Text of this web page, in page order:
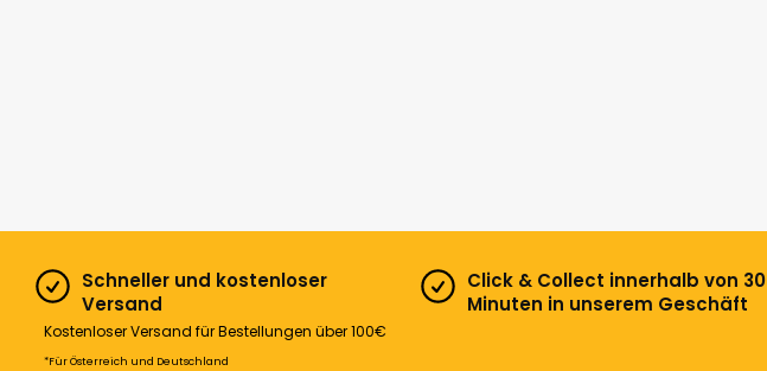
Schneller und kostenloser
Versand
Kostenloser Versand für Bestellungen über 100€
*Für Österreich und Deutschland
Click & Collect innerhalb von 30
Minuten in unserem Geschäft